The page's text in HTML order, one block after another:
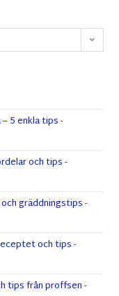
5 enkla tips -
och tips -
gräddningstips -
och tips -
tips från proffsen -